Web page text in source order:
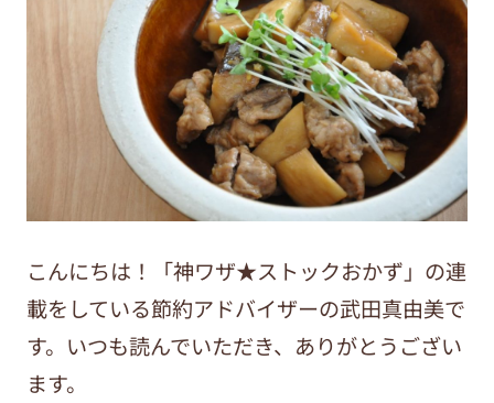
こんにちは！「神ワザ★ストックおかず」の連
載をしている節約アドバイザーの武田真由美で
す。いつも読んでいただき、ありがとうござい
ます。